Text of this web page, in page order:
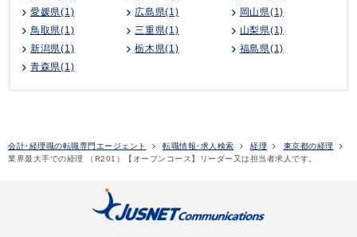
愛媛県(1)
広島県(1)
岡山県(1)
鳥取県(1)
三重県(1)
山梨県(1)
新潟県(1)
栃木県(1)
福島県(1)
青森県(1)
会計･経理職の転職専門エージェント 転職情報･求人検索 経理
東京都の経理
業界最大手での経理 （R201）【オープンコース】リーダー又は担当者求人です。